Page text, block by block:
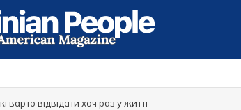
відвідати хоч раз у житті